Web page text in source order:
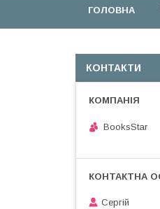
ГОЛОВНА
КОНТАКТИ
BooksStar
Сергій